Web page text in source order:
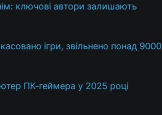
ключові автори залишають
ігри, звільнено понад 9000
ПК-геймера у 2025 році